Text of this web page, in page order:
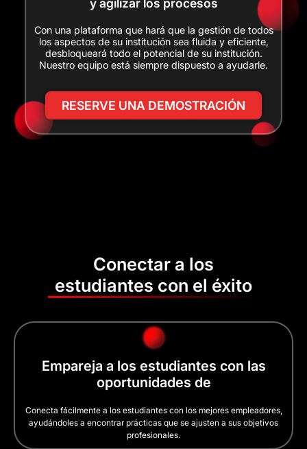
Con una plataforma que hará que la gestión de todos
los aspectos de su institución sea fluida y eficiente,
desbloqueará todo el potencial de su institución.
Nuestro equipo está siempre dispuesto a ayudarle.
RESERVE UNA DEMOSTRACIÓN
Conectar a los
estudiantes con el éxito
Empareja a los estudiantes con las
oportunidades de
Conecta fácilmente a los estudiantes con los mejores empleadores,
ayudándoles a encontrar prácticas que se ajusten a sus objetivos
profesionales.